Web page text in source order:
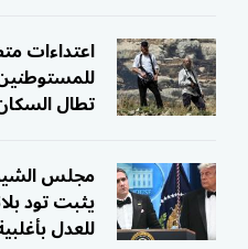
اعتداءات
تطال
مجلس
يثبت تود
للعدل